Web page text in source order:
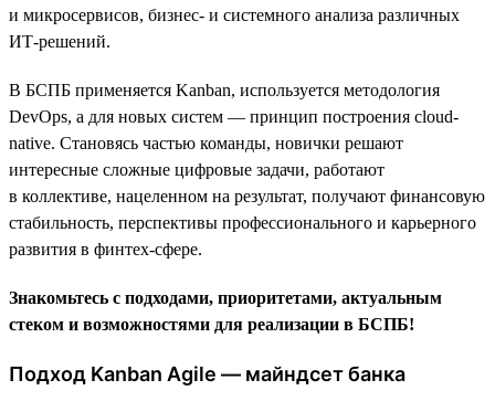
и микросервисов, бизнес- и системного анализа различных
ИТ-решений.
В БСПБ применяется Kanban, используется методология
DevOps, а для новых систем — принцип построения cloud-
native. Становясь частью команды, новички решают
интересные сложные цифровые задачи, работают
в коллективе, нацеленном на результат, получают финансовую
стабильность, перспективы профессионального и карьерного
развития в финтех-сфере.
Знакомьтесь с подходами, приоритетами, актуальным
стеком и возможностями для реализации в БСПБ!
Подход Kanban Agile — майндсет банка